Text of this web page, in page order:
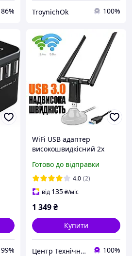
86% TroynichOk 100%
99%
WiFi USB адаптер
високошвидкісний 2х
E-Link AC, USB3.0,
1200Мбит/с
Готово до відправки
4.0 (2)
від 135₴/міс
1 349₴
Купити
Центр Технічної Безпеки 100%